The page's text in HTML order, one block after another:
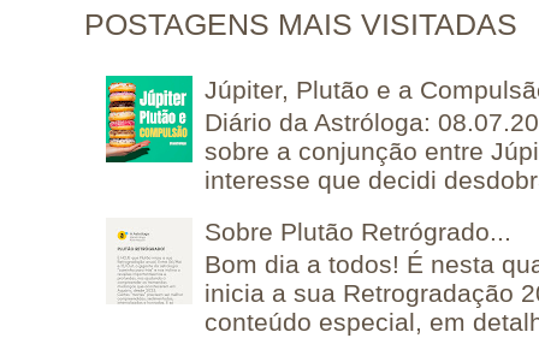
POSTAGENS MAIS VISITADAS
Júpiter, Plutão e a
Diário da Astróloga:
sobre a conjunção entre
interesse que decidi
Sobre Plutão Retrógrado...
Bom dia a todos! É nesta
inicia a sua Retrogradação
conteúdo especial, em